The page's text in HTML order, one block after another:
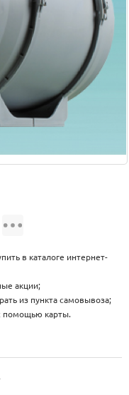
в каталоге интернет-
акции;
из пункта самовывоза;
помощью карты.